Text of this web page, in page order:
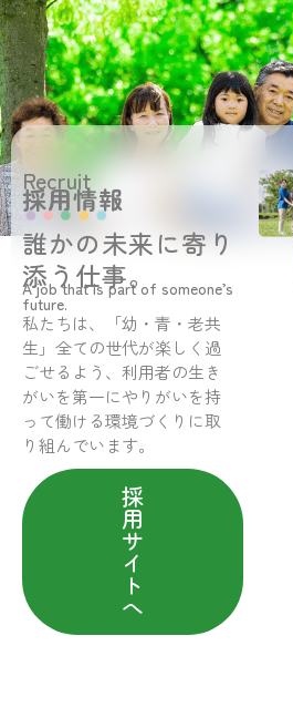
Recruit
採用情報
誰かの未来に寄り
添う仕事。
A job that is part of someone’s
future.
私たちは、「幼・青・老共
生」全ての世代が楽しく過
ごせるよう、利用者の生き
がいを第一にやりがいを持
って働ける環境づくりに取
り組んでいます。
採
用
サ
イ
ト
へ